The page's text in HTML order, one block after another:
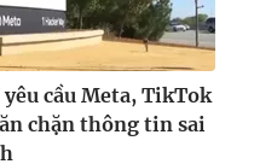
yêu cầu Meta, TikTok
chặn thông tin sai